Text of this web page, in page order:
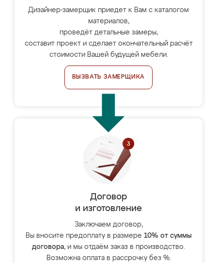
Дизайнер-замерщик приедет к Вам с каталогом
материалов,
проведёт детальные замеры,
составит проект и сделает окончательный расчёт
стоимости Вашей будущей мебели.
ВЫЗВАТЬ ЗАМЕРЩИКА
Договор
и изготовление
Заключаем договор,
Вы вносите предоплату в размере 10% от суммы
договора, и мы отдаём заказ в производство.
Возможна оплата в рассрочку без %.